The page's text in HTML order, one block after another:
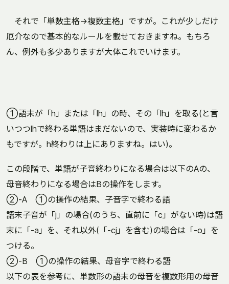
それで「単数主格→複数主格」ですが。これが少しだけ
厄介なので基本的なルールを載せておきますね。もちろ
ん、例外も多少ありますが大体これでいけます。
①語末が「h」または「lh」の時、その「lh」を取る(と言
いつつlhで終わる単語はまだないので、実装時に変わるか
もですが。h終わりは上にありますね。はい)。
この段階で、単語が子音終わりになる場合は以下のAの、
母音終わりになる場合はBの操作をします。
②-A ①の操作の結果、子音字で終わる語
語末子音が「j」の場合(のうち、直前に「c」がない時)は語
末に「-a」を、それ以外(「-cj」を含む)の場合は「-o」を
つける。
②-B ①の操作の結果、母音字で終わる語
以下の表を参考に、単数形の語末の母音を複数形用の母音